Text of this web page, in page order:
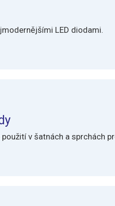
LED diodami.
v šatnách a sprchách